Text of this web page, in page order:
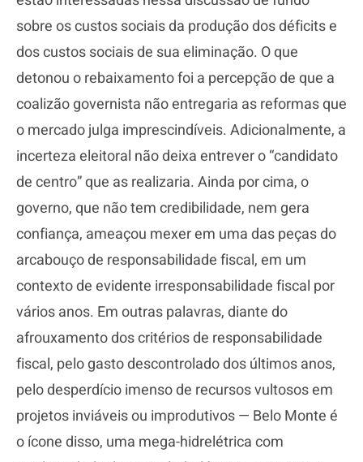
sobre os custos sociais da produção dos déficits e
dos custos sociais de sua eliminação. O que
detonou o rebaixamento foi a percepção de que a
coalizão governista não entregaria as reformas que
o mercado julga imprescindíveis. Adicionalmente, a
incerteza eleitoral não deixa entrever o “candidato
de centro” que as realizaria. Ainda por cima, o
governo, que não tem credibilidade, nem gera
confiança, ameaçou mexer em uma das peças do
arcabouço de responsabilidade fiscal, em um
contexto de evidente irresponsabilidade fiscal por
vários anos. Em outras palavras, diante do
afrouxamento dos critérios de responsabilidade
fiscal, pelo gasto descontrolado dos últimos anos,
pelo desperdício imenso de recursos vultosos em
projetos inviáveis ou improdutivos — Belo Monte é
o ícone disso, uma mega-hidrelétrica com